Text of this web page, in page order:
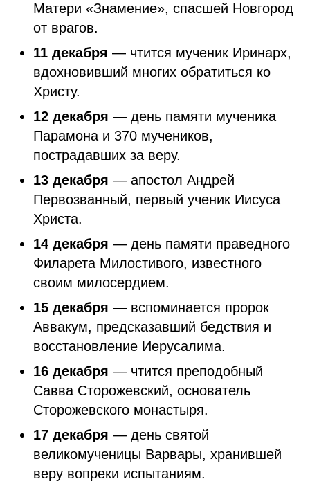
Матери «Знамение», спасшей Новгород
от врагов.
11 декабря — чтится мученик Иринарх,
вдохновивший многих обратиться ко
Христу.
12 декабря — день памяти мученика
Парамона и 370 мучеников,
пострадавших за веру.
13 декабря — апостол Андрей
Первозванный, первый ученик Иисуса
Христа.
14 декабря — день памяти праведного
Филарета Милостивого, известного
своим милосердием.
15 декабря — вспоминается пророк
Аввакум, предсказавший бедствия и
восстановление Иерусалима.
16 декабря — чтится преподобный
Савва Сторожевский, основатель
Сторожевского монастыря.
17 декабря — день святой
великомученицы Варвары, хранившей
веру вопреки испытаниям.